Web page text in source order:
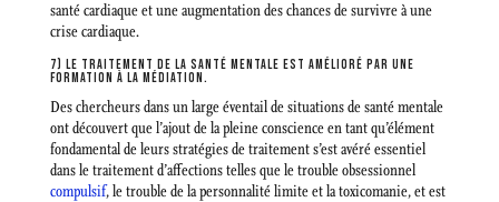
santé cardiaque et une augmentation des chances de survivre à une
crise cardiaque.
7) LE TRAITEMENT DE LA SANTÉ MENTALE EST AMÉLIORÉ PAR UNE
FORMATION À LA MÉDIATION.
Des chercheurs dans un large éventail de situations de santé mentale
ont découvert que l’ajout de la pleine conscience en tant qu’élément
fondamental de leurs stratégies de traitement s’est avéré essentiel
dans le traitement d’affections telles que le trouble obsessionnel
compulsif, le trouble de la personnalité limite et la toxicomanie, et est